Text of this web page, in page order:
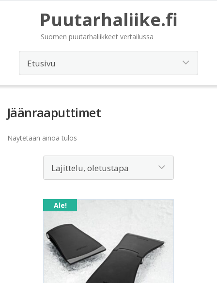
Puutarhaliike.fi
Suomen puutarhaliikkeet vertailussa
Jäänraaputtimet
Näytetään ainoa tulos
Ale!